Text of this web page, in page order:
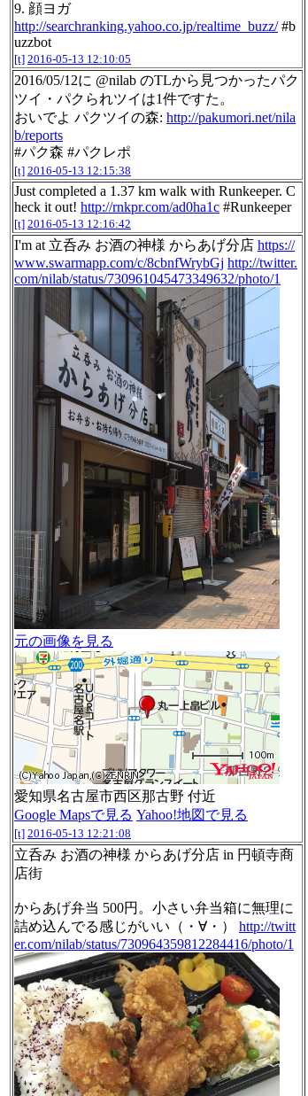
9. 顔ヨガ
http://searchranking.yahoo.co.jp/realtime_buzz/#b
uzzbot
[t] 2016-05-13 12:10:05
2016/05/12に @nilab のTLから見つかったパク
ツイ・パクられツイは1件ですた。
おいでよ パクツイの森: http://pakumori.net/nila
b/reports
#パク森 #パクレポ
[t] 2016-05-13 12:15:38
Just completed a 1.37 km walk with Runkeeper. C
heck it out! http://rnkpr.com/ad0ha1c #Runkeeper
[t] 2016-05-13 12:16:42
I'm at 立呑み お酒の神様 からあげ分店 https://
www.swarmapp.com/c/8cbnfWrybGj http://twitter.
com/nilab/status/730961045473349632/photo/1
元の画像を見る
愛知県名古屋市西区那古野 付近
Google Mapsで見る Yahoo!地図で見る
[t] 2016-05-13 12:21:08
立呑み お酒の神様 からあげ分店 in 円頓寺商
店街
からあげ弁当 500円。小さい弁当箱に無理に
詰め込んでる感じがいい（・∀・） http://twitt
er.com/nilab/status/730964359812284416/photo/1